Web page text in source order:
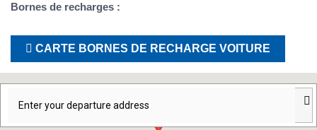
Bornes de recharges :
CARTE BORNES DE RECHARGE VOITURE